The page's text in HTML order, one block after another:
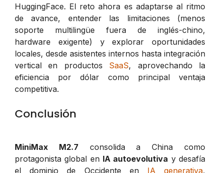
HuggingFace. El reto ahora es adaptarse al ritmo
de avance, entender las limitaciones (menos
soporte multilingüe fuera de inglés-chino,
hardware exigente) y explorar oportunidades
locales, desde asistentes internos hasta integración
vertical en productos SaaS, aprovechando la
eficiencia por dólar como principal ventaja
competitiva.
Conclusión
MiniMax M2.7 consolida a China como
protagonista global en IA autoevolutiva y desafía
el dominio de Occidente en IA generativa,